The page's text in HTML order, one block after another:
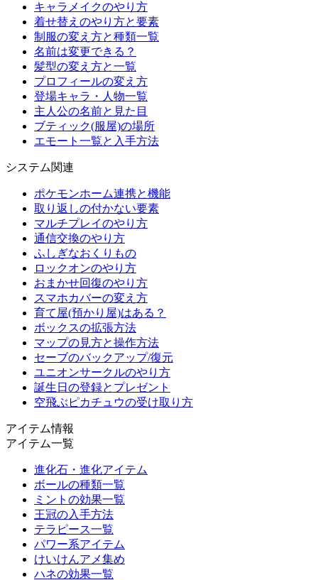
キャラメイクのやり方
着せ替えのやり方と要素
制服の変え方と種類一覧
名前は変更できる？
髪型の変え方と一覧
プロフィールの変え方
登場キャラ・人物一覧
主人公の名前と見た目
ブティック(服屋)の場所
エモート一覧と入手方法
システム関連
ポケモンホーム連携と機能
取り返しの付かない要素
マルチプレイのやり方
通信交換のやり方
ふしぎなおくりもの
ロックオンのやり方
おまかせ回復のやり方
スマホカバーの変え方
育て屋(預かり屋)はある？
ボックスの拡張方法
マップの見方と操作方法
セーブのバックアップ/復元
ユニオンサークルのやり方
誕生日の登録とプレゼント
空飛ぶピカチュウの受け取り方
アイテム情報
アイテム一覧
進化石・進化アイテム
ボールの種類一覧
ミントの効果一覧
王冠の入手方法
テラピース一覧
パワー系アイテム
けいけんアメ集め
ハネの効果一覧